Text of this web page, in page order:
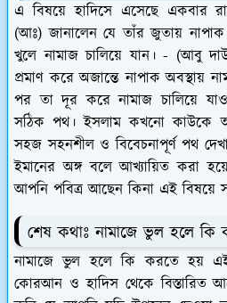
এ বিষয়ে হাদিসে এসেছে একবার
(আঃ) জানালেন যে তাঁর জুতায়
খুলে নামাজ চালিয়ে যান। - (আবু
প্রমাণ করে অজান্তে নাপাক অবস্থায়
পর তা দূর করে নামাজ চালিয়ে
সঠিক পথ। ইসলাম কখনো কাউকে
সহজ সহনশীল ও বিবেচনাপূর্ণ পথ
ইমানের অঙ্গ বলে আখ্যায়িত করা
আপনি পবিত্র আছেন কিনা এই বিষয়ে
শেষ কথাঃ নামাজে ভুল হলে
নামাজে ভুল হলে কি করতে হয়
কোরআন ও হাদিস থেকে বিস্তারিত